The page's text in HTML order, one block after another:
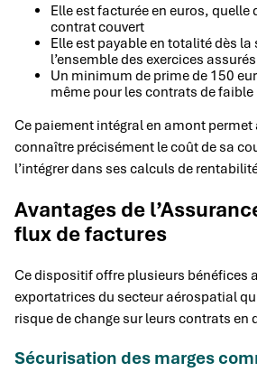
Elle est facturée en euros, quelle
contrat couvert
Elle est payable en totalité dès
l’ensemble des exercices assurés
Un minimum de prime de 150
même pour les contrats de
Ce paiement intégral en amont permet
connaître précisément le coût de sa
l’intégrer dans ses calculs de
Avantages de
flux de factures
Ce dispositif offre plusieurs bénéfices
exportatrices du secteur aérospatial
risque de change sur leurs contrats en
Sécurisation des marges